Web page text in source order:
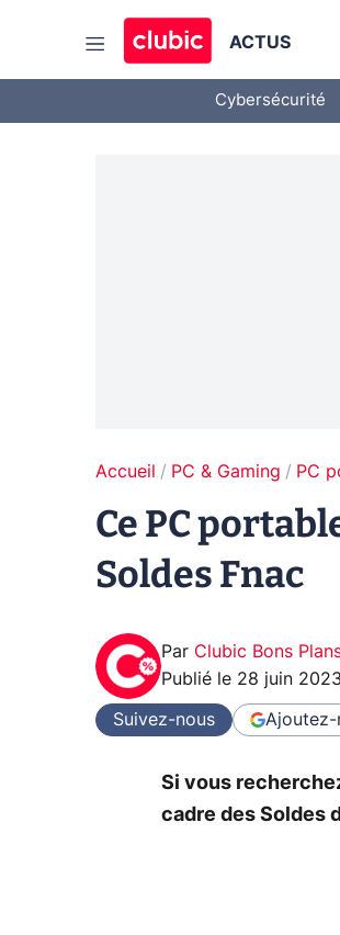
ACTUS
Cybersécurité
Accueil PC & Gaming PC
Ce PC
Soldes Fnac
Par Clubic Bons
Publié le 28 juin
Suivez-nous Ajoutez-
Si vous
cadre des Soldes